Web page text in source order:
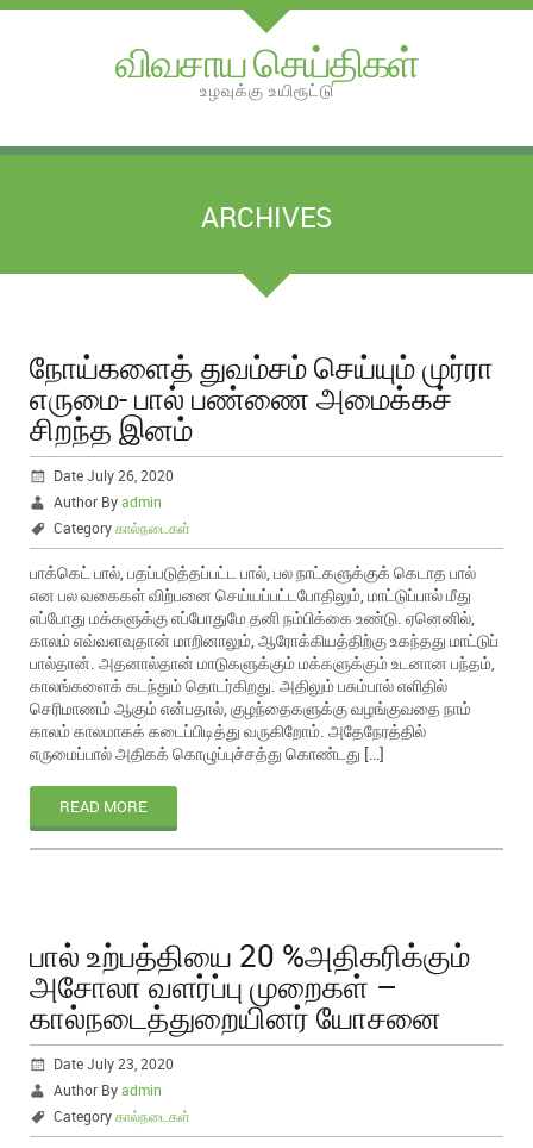
விவசாய செய்திகள்
உழவுக்கு உயிரூட்டு
ARCHIVES
நோய்களைத் துவம்சம் செய்யும் முர்ரா
எருமை- பால் பண்ணை அமைக்கச்
சிறந்த இனம்
Date July 26, 2020
Author Byadmin
Categoryகால்நடைகள்
பாக்கெட் பால், பதப்படுத்தப்பட்ட பால், பல நாட்களுக்குக் கெடாத பால்
என பல வகைகள் விற்பனை செய்யப்பட்டபோதிலும், மாட்டுப்பால் மீது
எப்போது மக்களுக்கு எப்போதுமே தனி நம்பிக்கை உண்டு. ஏனெனில்,
காலம் எவ்வளவுதான் மாறினாலும், ஆரோக்கியத்திற்கு உகந்தது மாட்டுப்
பால்தான். அதனால்தான் மாடுகளுக்கும் மக்களுக்கும் உடனான பந்தம்,
காலங்களைக் கடந்தும் தொடர்கிறது. அதிலும் பசும்பால் எளிதில்
செரிமாணம் ஆகும் என்பதால், குழந்தைகளுக்கு வழங்குவதை நாம்
காலம் காலமாகக் கடைப்பிடித்து வருகிறோம். அதேநேரத்தில்
எருமைப்பால் அதிகக் கொழுப்புச்சத்து கொண்டது […]
READ MORE
பால் உற்பத்தியை 20 %அதிகரிக்கும்
அசோலா வளர்ப்பு முறைகள் –
கால்நடைத்துறையினர் யோசனை
Date July 23, 2020
Author Byadmin
Categoryகால்நடைகள்